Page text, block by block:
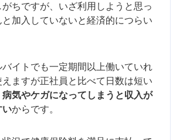
ちですが、いざ利用しようと思っ
加入していないと経済的につらい
イトでも一定期間以上働いていれ
ますが正社員と比べて日数は短い
病気やケガになってしまうと収入が
いからです。